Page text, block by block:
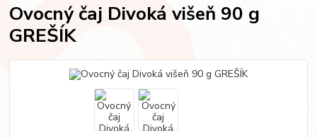
Ovocný čaj Divoká višeň 90 g
GREŠÍK